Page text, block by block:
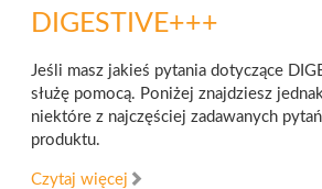
DIGESTIVE+++
Jeśli masz jakieś pytania dotyczące
służę pomocą. Poniżej znajdziesz
niektóre z najczęściej zadawanych
produktu.
Czytaj więcej